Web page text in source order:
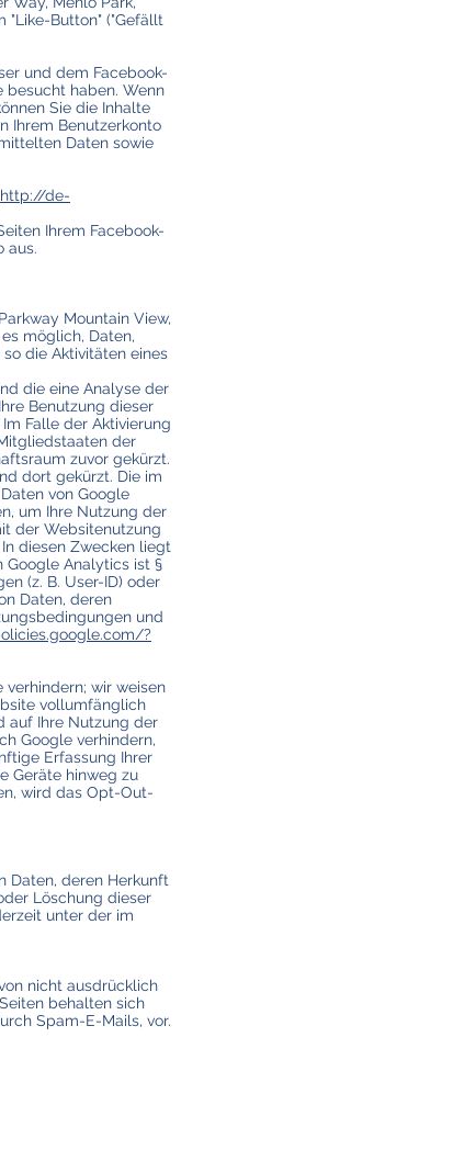
"Like-Button" ("Gefällt
und dem Facebook-
besucht haben. Wenn
Sie die Inhalte
Ihrem Benutzerkonto
Daten sowie
http://de-
Ihrem Facebook-
aus.
Mountain View,
möglich, Daten,
die Aktivitäten eines
die eine Analyse der
Benutzung dieser
Falle der Aktivierung
der
zuvor gekürzt.
dort gekürzt. Die im
von Google
um Ihre Nutzung der
der Websitenutzung
diesen Zwecken liegt
Google Analytics ist §
(z. B. User-ID) oder
Daten, deren
und
?
wir weisen
vollumfänglich
auf Ihre Nutzung der
Google verhindern,
Erfassung Ihrer
Geräte hinweg zu
wird das Opt-Out-
Daten, deren Herkunft
Löschung dieser
unter der im
nicht ausdrücklich
behalten sich
Spam-E-Mails, vor.